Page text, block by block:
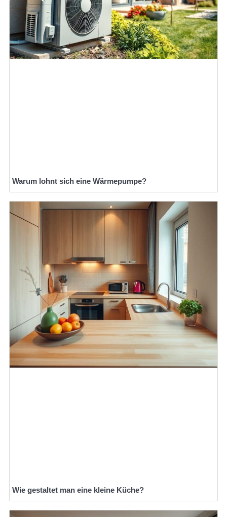
Warum lohnt sich eine Wärmepumpe?
Wie gestaltet man eine kleine Küche?